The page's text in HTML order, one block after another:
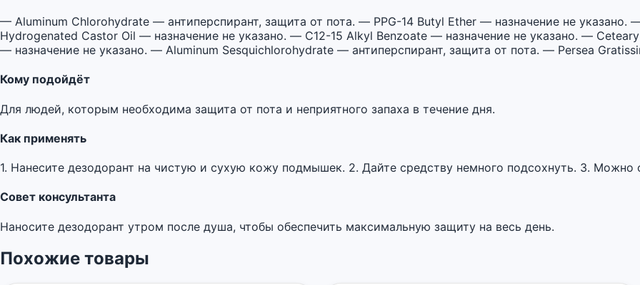
— Aluminum Chlorohydrate — антиперспирант, защита от пота. — PPG-14 Butyl Ether — назначение не
Hydrogenated Castor Oil — назначение не указано. — C12-15 Alkyl Benzoate — назначение не указано. —
— назначение не указано. — Aluminum Sesquichlorohydrate — антиперспирант, защита от пота. — Persea
Кому подойдёт
Для людей, которым необходима защита от пота и неприятного запаха в течение дня.
Как применять
1. Нанесите дезодорант на чистую и сухую кожу подмышек. 2. Дайте средству немного подсохнуть. 3. Можно
Совет консультанта
Наносите дезодорант утром после душа, чтобы обеспечить максимальную защиту на весь день.
Похожие товары